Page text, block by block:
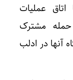
اتاق عملیات
حمله مشترک
آنها در ادلب